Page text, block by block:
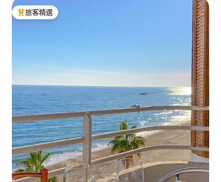
旅客精選榜首
旅客精選